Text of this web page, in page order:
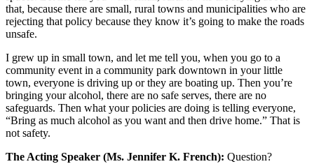
that, because there are small, rural towns and municipalities who are
rejecting that policy because they know it’s going to make the roads
unsafe.
I grew up in small town, and let me tell you, when you go to a
community event in a community park downtown in your little
town, everyone is driving up or they are boating up. Then you’re
bringing your alcohol, there are no safe serves, there are no
safeguards. Then what your policies are doing is telling everyone,
“Bring as much alcohol as you want and then drive home.” That is
not safety.
The Acting Speaker (Ms. Jennifer K. French): Question?